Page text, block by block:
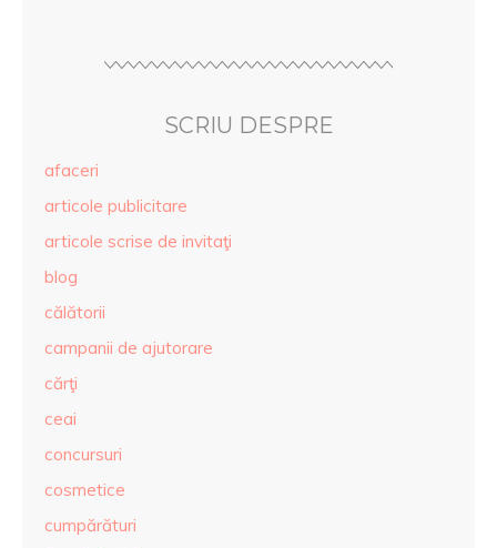
SCRIU DESPRE
afaceri
articole publicitare
articole scrise de invitaţi
blog
călătorii
campanii de ajutorare
cărţi
ceai
concursuri
cosmetice
cumpărături